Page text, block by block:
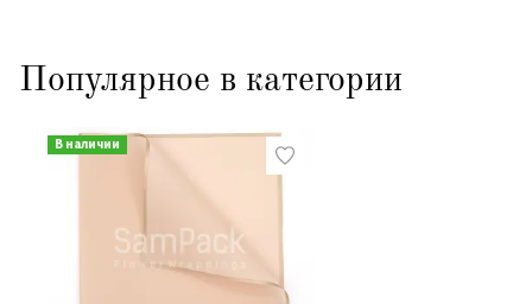
Популярное в категории
В наличии